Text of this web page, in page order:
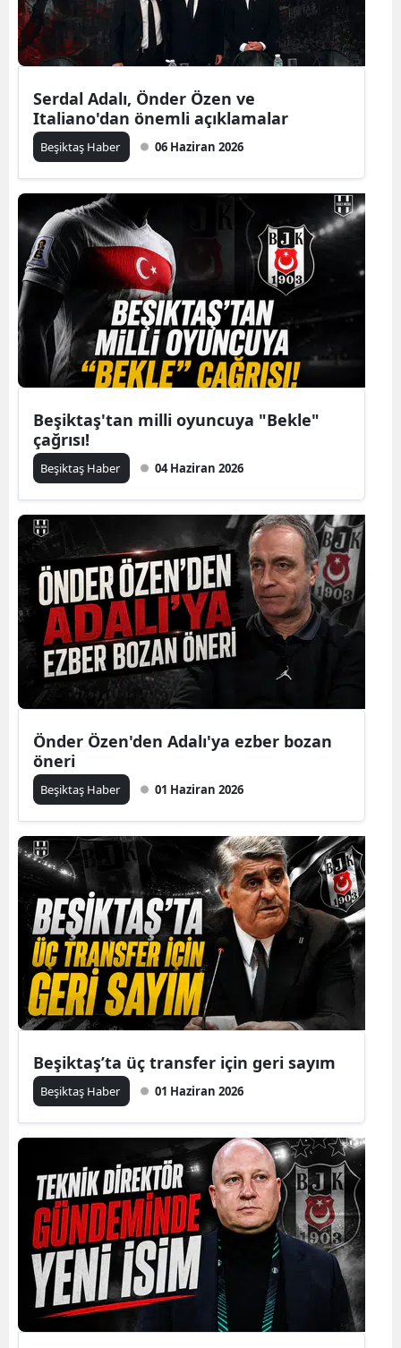
Serdal Adalı, Önder Özen ve
Italiano'dan önemli açıklamalar
Beşiktaş Haber 06 Haziran 2026
Beşiktaş'tan milli oyuncuya "Bekle"
çağrısı!
Beşiktaş Haber 04 Haziran 2026
Önder Özen'den Adalı'ya ezber bozan
öneri
Beşiktaş Haber 01 Haziran 2026
Beşiktaş’ta üç transfer için geri sayım
Beşiktaş Haber 01 Haziran 2026